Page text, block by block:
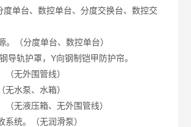
度单台、数控单台、分度交换台、数控交
。（分度单台、数控单台）
导轨护罩，Y向钢制铠甲防护帘。
（无外围管线）
无水泵、水箱）
（无液压箱、无外围管线）
系统。（无润滑泵）